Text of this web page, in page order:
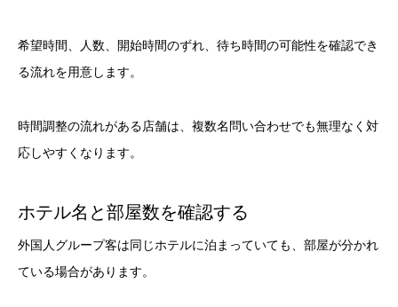
希望時間、人数、開始時間のずれ、待ち時間の可能性を確認でき
る流れを用意します。
時間調整の流れがある店舗は、複数名問い合わせでも無理なく対
応しやすくなります。
ホテル名と部屋数を確認する
外国人グループ客は同じホテルに泊まっていても、部屋が分かれ
ている場合があります。